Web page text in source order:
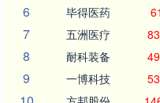
6 毕得医药
7 五洲医疗
8 耐科装备
9 一博科技